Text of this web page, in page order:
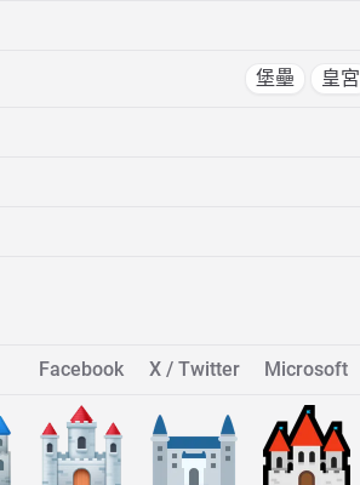
堡壘 皇宮
Facebook X / Twitter Microsoft